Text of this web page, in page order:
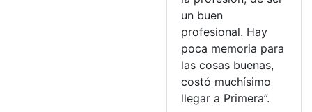
un buen
profesional. Hay
poca memoria para
las cosas buenas,
costó muchísimo
llegar a Primera”.